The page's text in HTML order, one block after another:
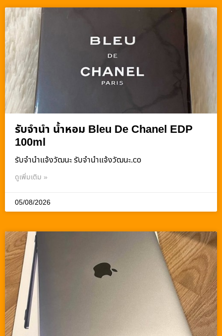
รับจำนำ น้ำหอม Bleu De Chanel EDP
100ml
รับจํานําแจ้งวัฒนะ รับจํานําแจ้งวัฒนะ.co
ดูเพิ่มเติม »
05/08/2026